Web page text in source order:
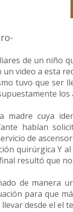
de un niño
video a esta
tuvo que ser
madre cuya
habían
de
quirúrgica Y
resultó que
de manera
para que
desde el el